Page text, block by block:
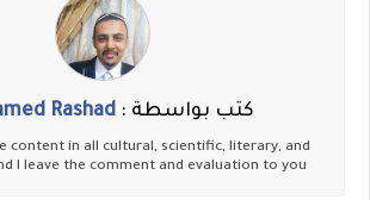
كتب بواسطة : Rashad
content in all cultural, scientific, literary, and
I leave the comment and evaluation to you.